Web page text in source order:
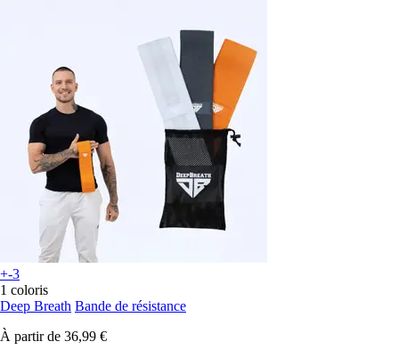
+-3
1 coloris
Deep Breath Bande de résistance
À partir de 36,99 €